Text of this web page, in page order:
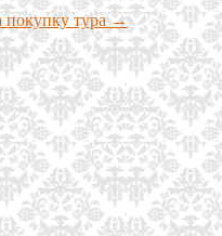
покупку тура →